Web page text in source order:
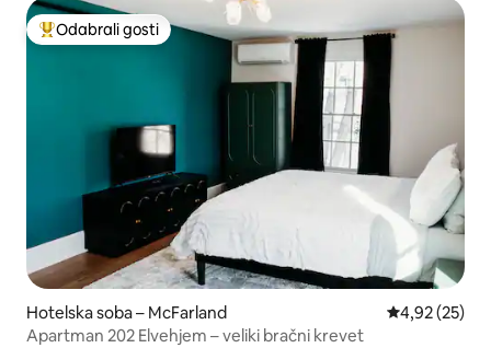
Među najviše rangiranima s oznakom „Odabrali gosti”
Odabrali gosti
Hotelska soba – McFarland Prosječna
4,92 (25)
Apartman 202 Elvehjem – veliki bračni krevet